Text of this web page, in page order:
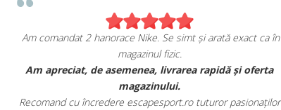
Am comandat 2 hanorace Nike. Se simt și arată exact ca în
magazinul fizic.
Am apreciat, de asemenea, livrarea rapidă și oferta
magazinului.
Recomand cu încredere escapesport.ro tuturor pasionaților